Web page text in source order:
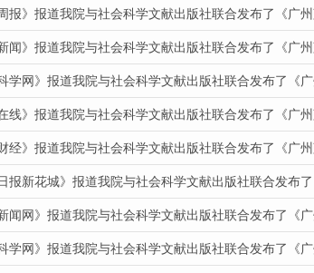
报》报道我院与社会科学文献出版社联合发布了《广
闻》报道我院与社会科学文献出版社联合发布了《广
学网》报道我院与社会科学文献出版社联合发布了《
线》报道我院与社会科学文献出版社联合发布了《广
经》报道我院与社会科学文献出版社联合发布了《广
报新花城》报道我院与社会科学文献出版社联合发布
闻网》报道我院与社会科学文献出版社联合发布了《
学网》报道我院与社会科学文献出版社联合发布了《